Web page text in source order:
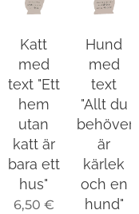
Katt
med
text "Ett
hem
utan
katt är
bara ett
hus"
6,50 €
Hund
med
text
"Allt du
behöver
är
kärlek
och en
hund"